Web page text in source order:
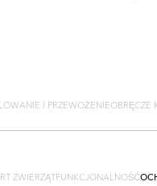
I PRZEWOŻENIEOBRĘCZE
ZWIERZĄTFUNKCJONALNOŚĆ